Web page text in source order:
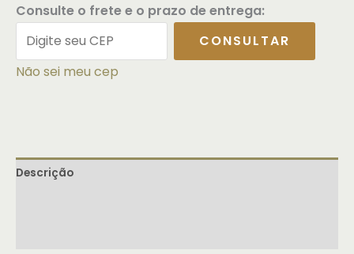
Consulte o frete e o prazo de entrega:
CONSULTAR
Não sei meu cep
Descrição